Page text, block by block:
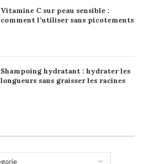
Vitamine C sur peau sensible :
comment l’utiliser sans picotements
Shampoing hydratant : hydrater les
longueurs sans graisser les racines